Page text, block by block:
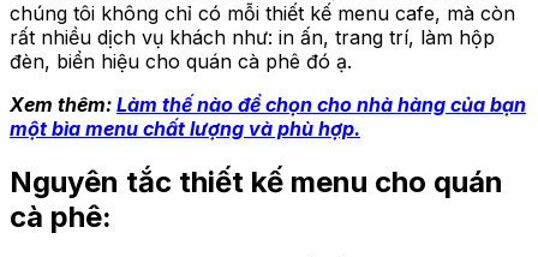
chúng tôi không chỉ có mỗi thiết kế menu cafe, mà còn
rất nhiều dịch vụ khách như: in ấn, trang trí, làm hộp
đèn, biển hiệu cho quán cà phê đó ạ.
Xem thêm: Làm thế nào để chọn cho nhà hàng của bạn
một bìa menu chất lượng và phù hợp.
Nguyên tắc thiết kế menu cho quán
cà phê: